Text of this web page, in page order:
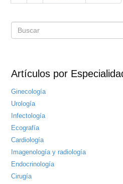
Formulario
búsqueda
Artículos por
Ginecología
Urología
Infectología
Ecografía
Cardiología
Imagenología y radiología
Endocrinología
Cirugía